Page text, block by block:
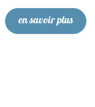
en savoir plus